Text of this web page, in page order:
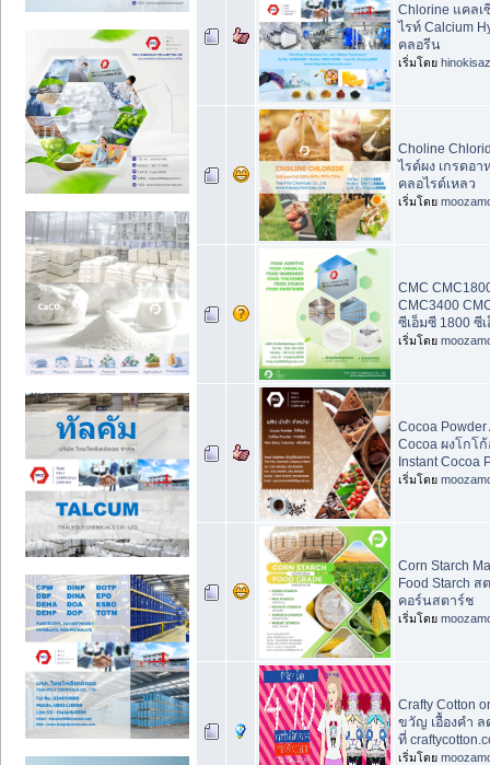
Chlorine แคล
ไรท์ Calcium
คลอรีน
เริ่มโดย
Choline
ไรด์ผง เกรดอ
คลอไรด์เหลว
เริ่มโดย
CMC
CMC3400
ซีเอ็มซี 1800 ซี
เริ่มโดย
Cocoa Powder
Cocoa ผงโกโ
Instant Cocoa
เริ่มโดย
Corn Starch
Food Starch
คอร์นสตาร์ช
เริ่มโดย
Crafty Cotton
ขวัญ เอื้องคำ
ที่
เริ่มโดย